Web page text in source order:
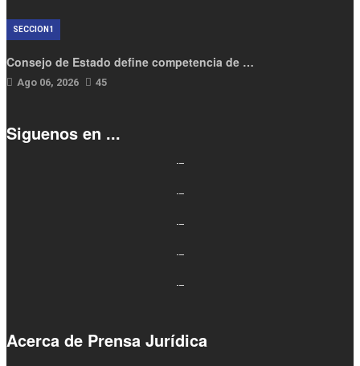
Consejo de Estado define competencia de …
Ago 06, 2026 45
SECCION1
Siguenos en ...
Acerca de Prensa Jurídica